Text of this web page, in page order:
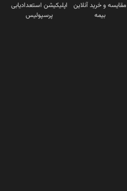
مقایسه و خرید آنلاین
بیمه
اپلیکیشن استعدادیابی
پرسپولیس